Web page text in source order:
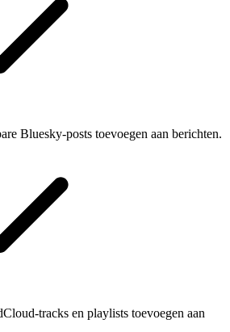
Bluesky-posts toevoegen aan berichten.
tracks en playlists toevoegen aan